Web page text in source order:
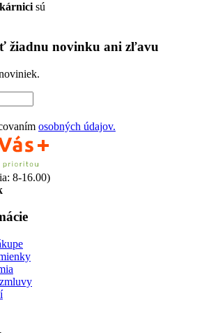
sú
žiadnu novinku ani zľavu
osobných údajov.
8-16.00)